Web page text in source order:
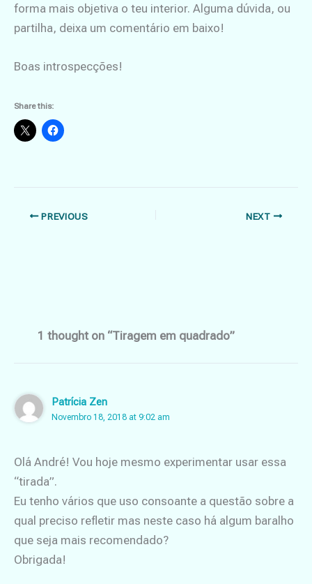
forma mais objetiva o teu interior. Alguma dúvida, ou
partilha, deixa um comentário em baixo!
Boas introspecções!
Share this:
PREVIOUS NEXT
1 thought on “Tiragem em quadrado”
Patrícia Zen
Novembro 18, 2018 at 9:02 am
Olá André! Vou hoje mesmo experimentar usar essa
“tirada”.
Eu tenho vários que uso consoante a questão sobre a
qual preciso refletir mas neste caso há algum baralho
que seja mais recomendado?
Obrigada!